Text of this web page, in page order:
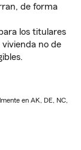
de forma
los titulares
no de
en AK, DE, NC,